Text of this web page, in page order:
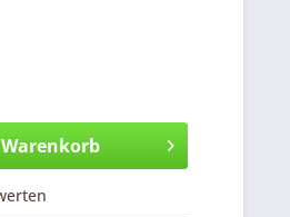
Warenkorb